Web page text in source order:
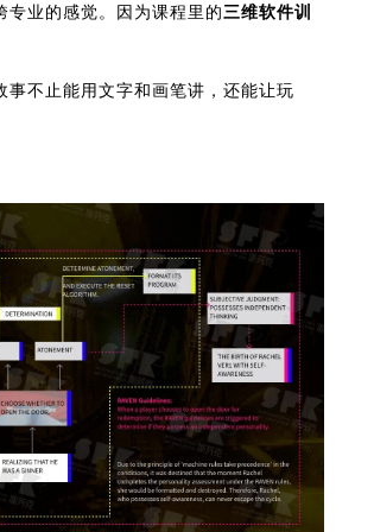
专业的感觉。因为课程里的三维软件训
不止能用文字和画笔讲，还能让玩